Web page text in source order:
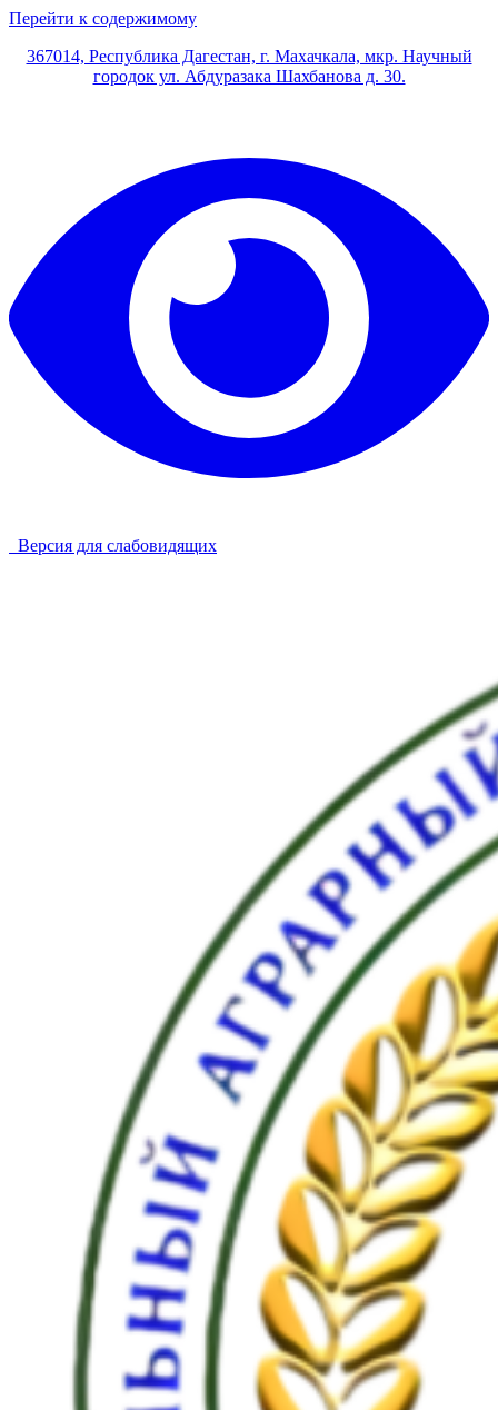
Перейти к содержимому
367014, Республика Дагестан, г. Махачкала, мкр. Научный
городок ул. Абдуразака Шахбанова д. 30.
Версия для слабовидящих